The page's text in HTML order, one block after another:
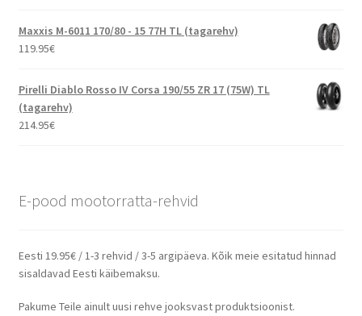
Maxxis M-6011 170/80 - 15 77H TL (tagarehv)
119.95€
Pirelli Diablo Rosso IV Corsa 190/55 ZR 17 (75W) TL
(tagarehv)
214.95€
E-pood mootorratta-rehvid
Eesti 19.95€ / 1-3 rehvid / 3-5 argipäeva. Kõik meie esitatud hinnad
sisaldavad Eesti käibemaksu.
Pakume Teile ainult uusi rehve jooksvast produktsioonist.